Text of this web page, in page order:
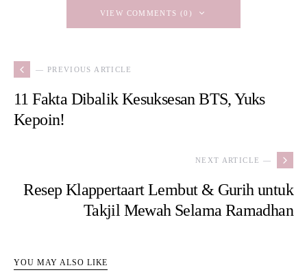
VIEW COMMENTS (0)
— PREVIOUS ARTICLE
11 Fakta Dibalik Kesuksesan BTS, Yuks
Kepoin!
NEXT ARTICLE —
Resep Klappertaart Lembut & Gurih untuk
Takjil Mewah Selama Ramadhan
YOU MAY ALSO LIKE